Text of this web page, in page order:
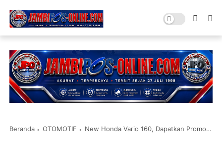
Beranda OTOMOTIF New Honda Vario 160, Dapatkan Promo DP Ringan dan Gratis Jaket Spesial